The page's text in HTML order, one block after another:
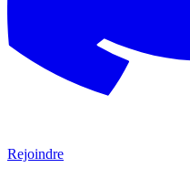
Rejoindre